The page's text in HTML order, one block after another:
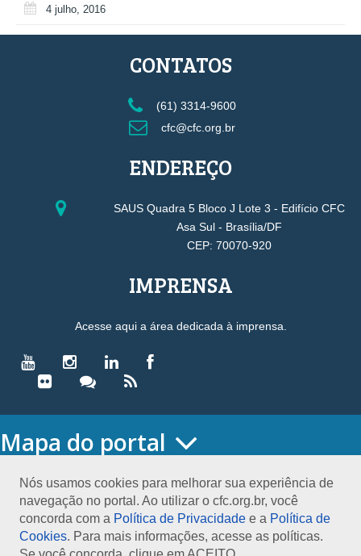
4 julho, 2016
Nós usamos cookies para melhorar sua experiência de
navegação no portal. Ao utilizar o cfc.org.br, você
concorda com a Política de Privacidade e a Política de
Cookies. Para mais informações, acesse as políticas.
CONTATOS
(61) 3314-9600
cfc@cfc.org.br
ENDEREÇO
SAUS Quadra 5 Bloco J Lote 3 - Edifício CFC
Asa Sul - Brasília/DF
CEP: 70070-920
IMPRENSA
Acesse aqui a área dedicada à imprensa.
Mapa do portal
O CONSELHO
Conselho Diretor
Nossa Sede
Planejamento